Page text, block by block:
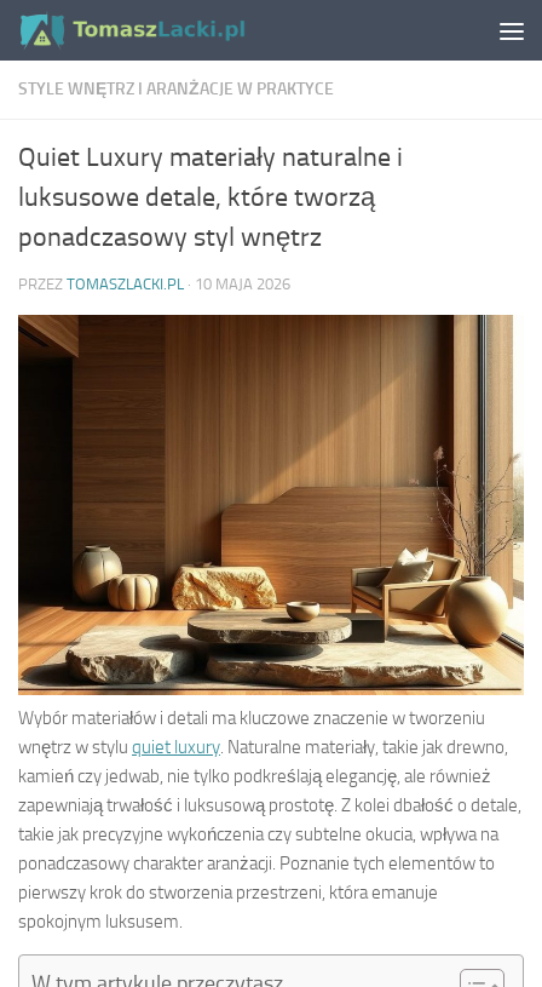
Skip to content
STYLE WNĘTRZ I ARANŻACJE W PRAKTYCE
Quiet Luxury materiały naturalne i
luksusowe detale, które tworzą
ponadczasowy styl wnętrz
PRZEZ TOMASZLACKI.PL · 10 MAJA 2026
Wybór materiałów i detali ma kluczowe znaczenie w tworzeniu
wnętrz w stylu quiet luxury . Naturalne materiały, takie jak drewno,
kamień czy jedwab, nie tylko podkreślają elegancję, ale również
zapewniają trwałość i luksusową prostotę. Z kolei dbałość o detale,
takie jak precyzyjne wykończenia czy subtelne okucia, wpływa na
ponadczasowy charakter aranżacji. Poznanie tych elementów to
pierwszy krok do stworzenia przestrzeni, która emanuje
spokojnym luksusem.